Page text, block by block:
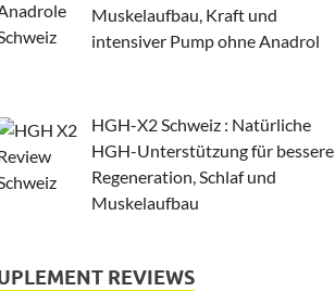
Muskelaufbau, Kraft und
intensiver Pump ohne Anadrol
HGH-X2 Schweiz : Natürliche
HGH-Unterstützung für bessere
Regeneration, Schlaf und
Muskelaufbau
REVIEWS